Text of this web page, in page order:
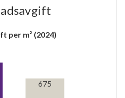
per m² (2024)
675